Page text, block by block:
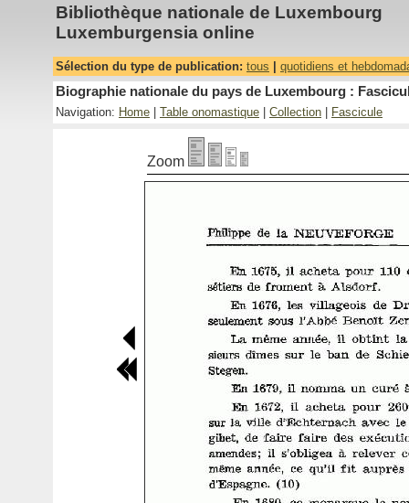
Bibliothèque nationale de Luxembourg
Luxemburgensia online
Sélection du type de publication: tous quotidiens et
Biographie nationale du pays de Luxembourg :
Navigation: Home Table onomastique Collection Fascicule
Zoom